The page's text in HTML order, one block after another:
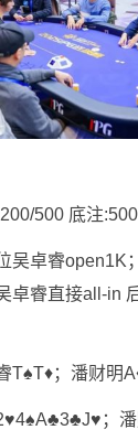
500 底注:500
吴卓睿open1K
卓睿直接all-in
T♠T♦；潘财明
；